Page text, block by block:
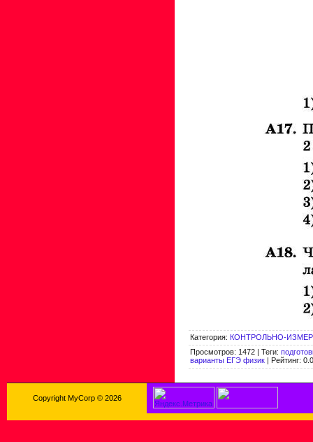
Категория: КОНТРОЛЬНО-
Просмотров: 1472 | Теги:
варианты ЕГЭ физик | Рейтинг: 0.0
Copyright MyCorp © 2026